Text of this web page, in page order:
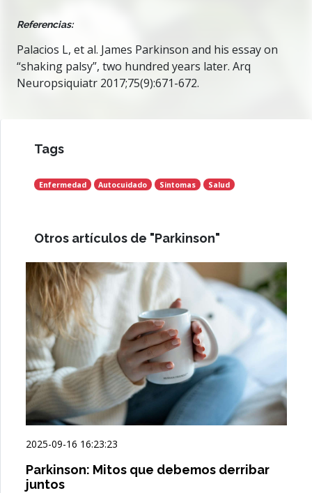
Referencias:
Palacios L, et al. James Parkinson and his essay on
“shaking palsy”, two hundred years later. Arq
Neuropsiquiatr 2017;75(9):671-672.
Tags
Enfermedad Autocuidado Sintomas Salud
Otros artículos de "Parkinson"
2025-09-16 16:23:23
Parkinson: Mitos que debemos derribar
juntos